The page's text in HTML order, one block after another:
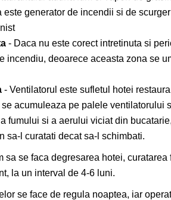
este generator de incendii si de
- Daca nu este corect intretinuta si
incendiu, deoarece aceasta zona se
- Ventilatorul este sufletul hotei
acumuleaza pe palele ventilatorului
fumului si a aerului viciat din
sa-l curatati decat sa-l schimbati.
sa se faca degresarea hotei,
la un interval de 4-6 luni.
se face de regula noaptea, iar